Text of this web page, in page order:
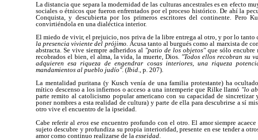
La distancia que separa la modernidad de las culturas ancestrales es en efecto
sociales o étnicos que fueron enfrentados por el proceso histórico. De ahí la
Conquista, y descubierta por los primeros escritores del continente. Pero
convirtiéndola en una dialéctica interior.
El miedo de vivir, el prejuicio, nos priva de la libre entrega al otro, y por lo tanto
la presencia viviente del prójimo. Acusa tanto al burgués como al marxista de
abstracta. Se vive siempre adheridos al "patio de los objetos" que sólo encubre
recobrados el bien, el alma, la vida, la muerte, Dios. "Todos ellos recobran su
adquieren esa riqueza de engendrar cosas interiores, una riqueza
mandamientos al pueblo judío". (Ibid., p. 207).
La mentalidad puritana (y Kusch venía de una familia protestante) ha
mítico descenso a los infiernos o acceso a una intemperie que Rilke llamó "lo
parte remito al catolicismo popular americano con su capacidad de
poner nombres a esta realidad de cultura) y parte de ella para descubrirse a sí
otro vive el encuentro de la ipseidad.
Cabe referir al eros ese encuentro profundo con el otro. El amor siempre
sujeto descubre y profundiza su propia interioridad, presente en ese tender a
amor como continuo realizarse de laesseidad